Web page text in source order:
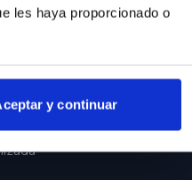
les haya proporcionado o
y continuar